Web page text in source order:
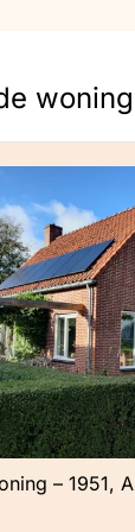
De
in de
belangrijke
**
de afvoer
van de
van
**
een
nadat het
koudste
de
– 1951,